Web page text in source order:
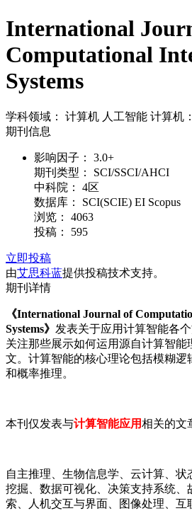
International
Computational
Systems
学科领域： 计算机 人工智能 计算机
期刊信息
影响因子：
3.0+
期刊类型：
SCI/SSCI/AHCI
中科院：
4区
数据库：
SCI(SCIE) EI Scopus
浏览：
4063
投稿：
595
立即投稿
由艾思科蓝提供投稿技术支持。
期刊详情
《International Journal of
Systems》 发表关于应用计算智能各
关注那些展示如何运用源自计算智能
文。计算智能的核心理论包括模糊逻
和概率推理。
本刊仅发表与计算智能应用相关的文
自主推理、生物信息学、云计算、
挖掘、数据可视化、决策支持系统、
索、人机交互与界面、图像处理、互